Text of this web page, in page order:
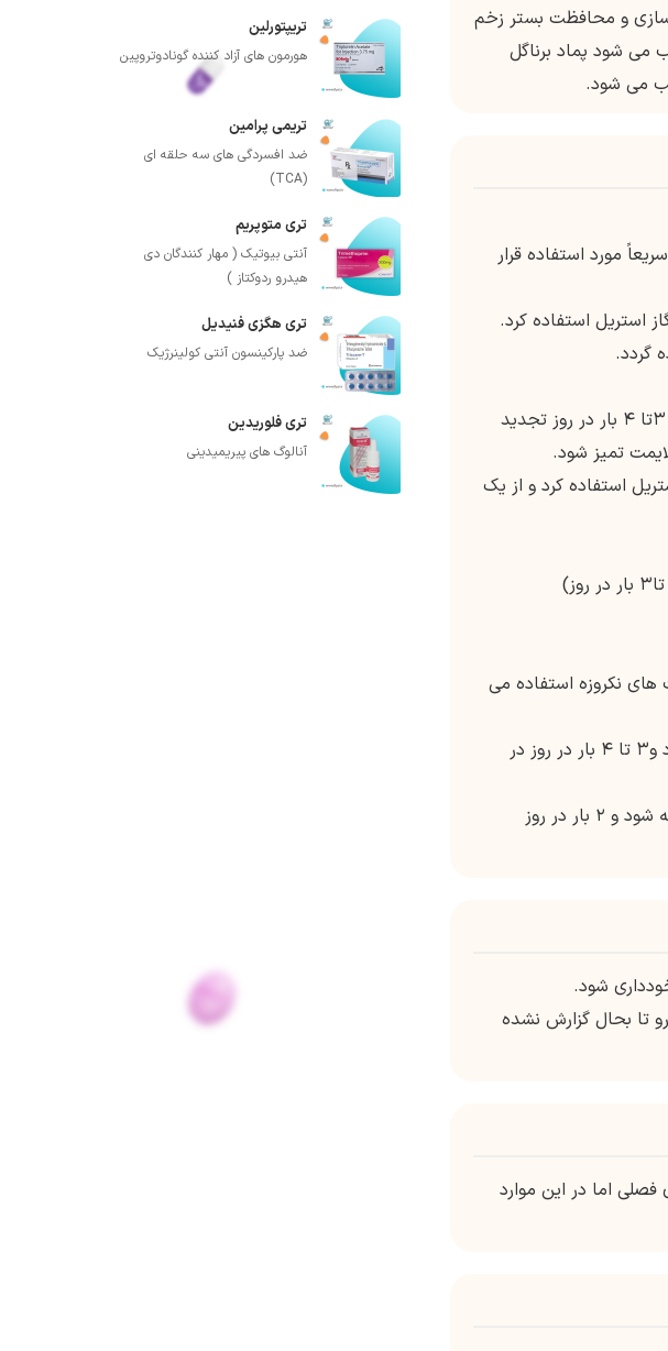
و محافظت بستر زخم
می شود پماد برناگل
می شود.
مورد استفاده قرار
استریل استفاده کرد.
– دور آبکی یا تاول یک لایه نازک از پماد سوختگی برناگل بر روی سطح سوختگی مالیده شود و ۳تا ۴ بار در روز تجدید
تمیز شود.
استفاده کرد و از یک
نکروزه استفاده می
۲- محل دهنده پوست برای پیوند یک لایه نازک پماد سوختگی برناگل بر روی سطح مالیده شود و۳ تا ۴ بار در روز در
۳- سایر زخم ها یک گاز استریل باید با پماد سوختگی برناگل آغشته شده و بر روی زخم گذاشته شود و ۲ بار در روز
تا بحال گزارش نشده
اما در این موارد
تریپتورلین
هورمون های آزاد کننده گونادوتروپین
تریمی پرامین
ضد افسردگی های سه حلقه ای
(TCA)
تری متوپریم
آنتی بیوتیک ( مهار کنندگان دی
هیدرو ردوکتاز )
تری هگزی فنیدیل
ضد پارکینسون آنتی کولینرژیک
تری فلوریدین
آنالوگ های پیریمیدینی